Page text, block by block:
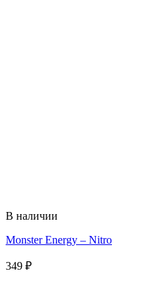
В наличии
Monster Energy – Nitro
349 ₽